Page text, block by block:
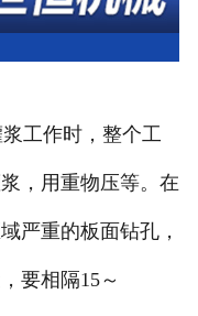
路压浆施工
搅拌设备
路钻孔设备
工作时，整个工
，用重物压等。在
严重的板面钻孔，
要相隔15～